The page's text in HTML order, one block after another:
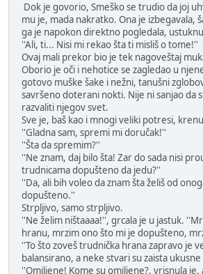
Dok je govorio, Smeško se trudio da joj
mu je, mada nakratko. Ona je izbegavala,
ga je napokon direktno pogledala,
''Ali, ti... Nisi mi rekao šta ti misliš o tome!''
Ovaj mali prekor bio je tek nagoveštaj
Oborio je oči i nehotice se zagledao u
gotovo muške šake i nežni, tanušni
savršeno doterani nokti. Nije ni sanjao da
razvaliti njegov svet.
Sve je, baš kao i mnogi veliki potresi,
''Gladna sam, spremi mi doručak!''
''Šta da spremim?''
''Ne znam, daj bilo šta! Zar do sada nisi
trudnicama dopušteno da jedu?''
''Da, ali bih voleo da znam šta želiš od
dopušteno.''
Strpljivo, samo strpljivo.
''Ne želim ništaaaa!'', grcala je u jastuk.
hranu, mrzim ono što mi je dopušteno,
''To što zoveš trudnička hrana zapravo je
balansirano, a neke stvari su zaista
''Omiljene! Kome su omiljene?, vrisnula